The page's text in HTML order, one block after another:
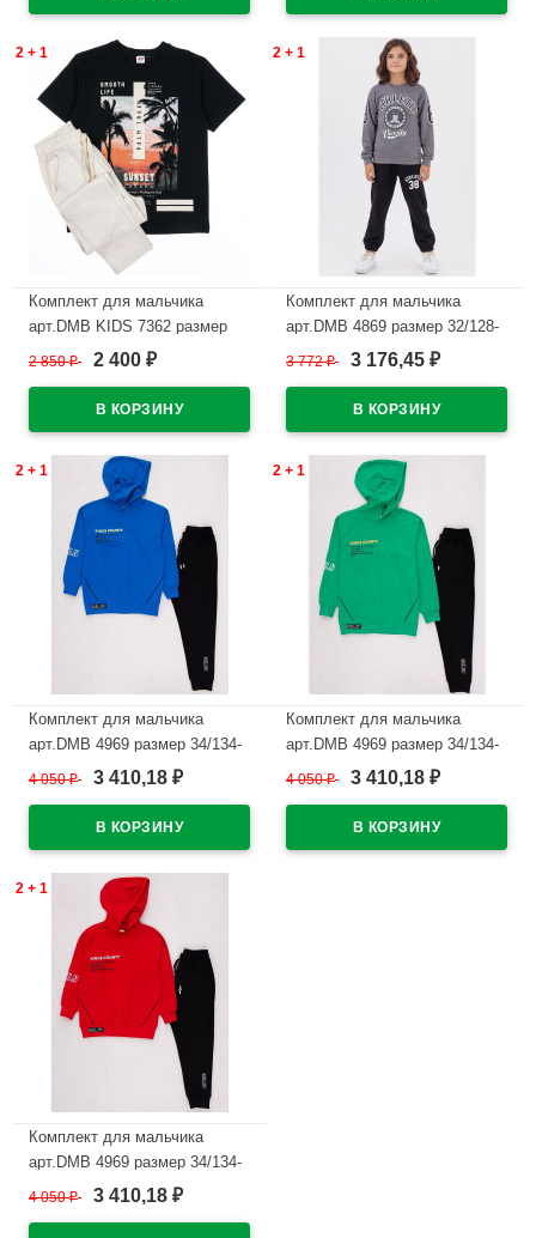
2 + 1
Комплект для мальчика
арт.DMB KIDS 7362 размер
34/134-44/164
черный/бежевый
2 850₽ 2 400 ₽
2 + 1
Комплект для мальчика
арт.DMB 4869 размер 32/128-
44/164 (джемпер+брюки) цвет
3 772₽ 3 176,45 ₽
2 + 1
Комплект для мальчика
арт.DMB 4969 размер 34/134-
44/164 (худи+брюки) цвет
4 050₽ 3 410,18 ₽
2 + 1
Комплект для мальчика
арт.DMB 4969 размер 34/134-
44/164 (худи+брюки) цвет
4 050₽ 3 410,18 ₽
2 + 1
Комплект для мальчика
арт.DMB 4969 размер 34/134-
44/164 (худи+брюки) цвет
4 050₽ 3 410,18 ₽